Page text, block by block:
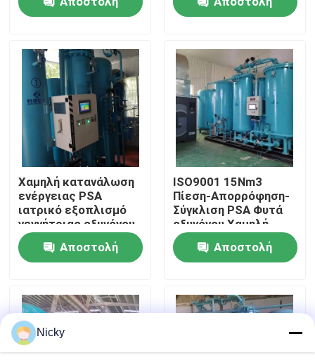
Επισκεψή εργοστασίου
Έλεγχος ποιότητας
Επικοινωνήστε μαζί μας
Ειδήσεις
Ζητήστε μια προσφορά
Παραγωγοί αζώτου PSA
Γεννήτρια αζώτου υψηλής αγνότητας
60Nm3/Hr
Χαμηλή κατανάλωση
ενέργειας PSA
ιατρικό εξοπλισμό
γεννήτριας οξυγόνου
ενεργειακή απόδοση
Αποστολή
ISO9001 15Nm3
Πίεση-Απορρόφηση-
Σύγκλιση PSA Φυτά
οξυγόνου Χαμηλή
συντήρηση
Αποστολή
Nicky